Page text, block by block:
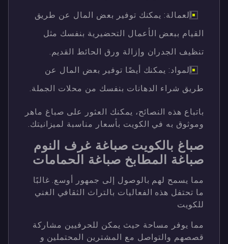
العمالة: يمكنك توفير بعض المال عن طريق
القيام ببعض الأعمال التحضيرية بنفسك مثل
تنظيف الجدران وإزالة ورق الحائط القديم.
المواد: يمكنك أيضًا توفير بعض المال عن
طريق شراء الدهانات بنفسك من محلات الجملة.
باتباع هذه النصائح، يمكنك العثور على صباغ ماهر
وموثوق به في الكويت بأسعار مناسبة لميزانيتك.
صباغ بالكويت صباغة غرف النوم
صباغة المطابخ صباغة الحمامات
مما يسمح لهم بالوصول إلى جمهور أوسع. غالبًا
ما تحتفل هذه الفعاليات بالتراث الثقافي الغني
للكويت
مما يوفر مساحة حيث يمكن للحرفيين مشاركة
قصصهم والتواصل مع المشترين المحتملين و